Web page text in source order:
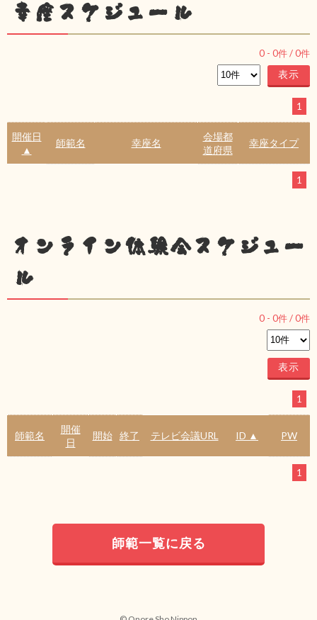
幸座スケジュール
0 - 0件 /0件
1
開催日
▲
師範名 幸座名
会場都
道府県
幸座タイプ
1
オンライン体験会スケジュー
ル
0 - 0件 /0件
1
師範名
開催
日
開始 終了 テレビ会議URL ID ▲ PW
1
師範一覧に戻る